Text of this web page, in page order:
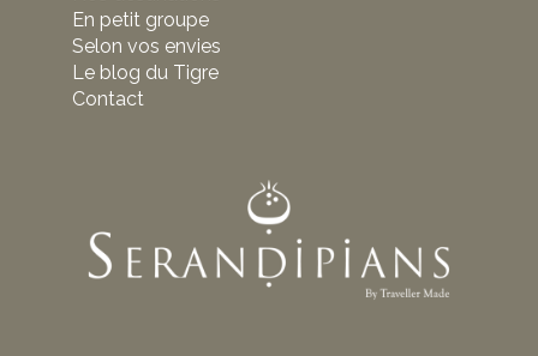
En petit groupe
Selon vos envies
Le blog du Tigre
Contact